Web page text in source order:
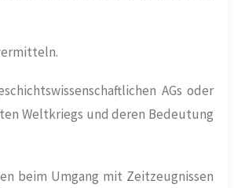
AGs oder
Weltkriegs und deren Bedeutung
beim Umgang mit Zeitzeugnissen